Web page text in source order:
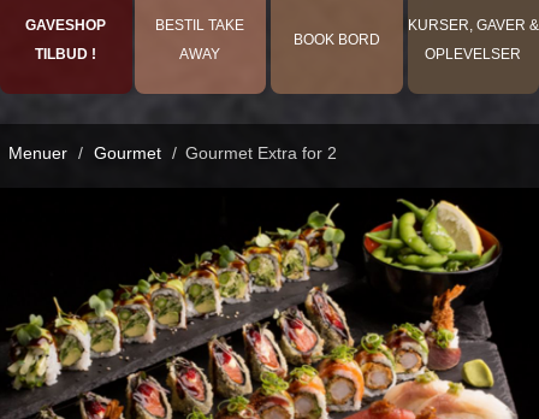
GAVESHOP
TILBUD !
BESTIL TAKE
AWAY
BOOK BORD
KURSER, GAVER &
OPLEVELSER
Menuer / Gourmet / Gourmet Extra for 2